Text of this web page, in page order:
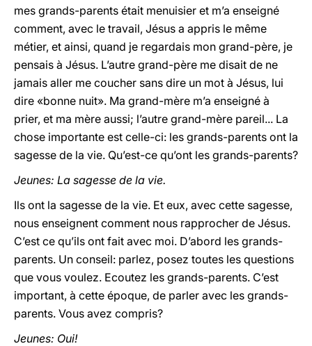
mes grands-parents était menuisier et m’a enseigné
comment, avec le travail, Jésus a appris le même
métier, et ainsi, quand je regardais mon grand-père, je
pensais à Jésus. L’autre grand-père me disait de ne
jamais aller me coucher sans dire un mot à Jésus, lui
dire «bonne nuit». Ma grand-mère m’a enseigné à
prier, et ma mère aussi; l’autre grand-mère pareil... La
chose importante est celle-ci: les grands-parents ont la
sagesse de la vie. Qu’est-ce qu’ont les grands-parents?
Jeunes: La sagesse de la vie.
Ils ont la sagesse de la vie. Et eux, avec cette sagesse,
nous enseignent comment nous rapprocher de Jésus.
C’est ce qu’ils ont fait avec moi. D’abord les grands-
parents. Un conseil: parlez, posez toutes les questions
que vous voulez. Ecoutez les grands-parents. C’est
important, à cette époque, de parler avec les grands-
parents. Vous avez compris?
Jeunes: Oui!